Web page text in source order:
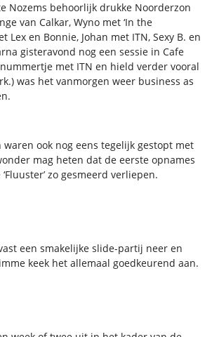
Nozems behoorlijk drukke Noorderzon
van Calkar, Wyno met ‘In the
Lex en Bonnie, Johan met ITN, Sexy B. en
gisteravond nog een sessie in Cafe
met ITN en hield verder vooral
was het vanmorgen weer business as
waren ook nog eens tegelijk gestopt met
mag heten dat de eerste opnames
zo gesmeerd verliepen.
een smakelijke slide-partij neer en
keek het allemaal goedkeurend aan.